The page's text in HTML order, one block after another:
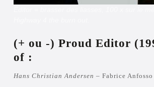
(+ ou -) Proud Editor
of :
Hans Christian Andersen – Fabrice